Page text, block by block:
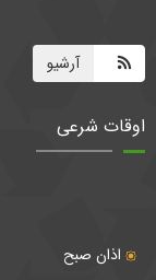
آرشیو
اوقات شرعی
اذان صبح